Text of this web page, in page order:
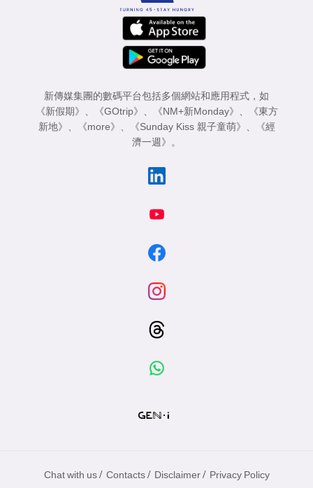
新傳媒集團的數碼平台包括多個網站和應用程式，如
《新假期》
《GOtrip》 《NM+新Monday》
《東方
新地》
《more》 《Sunday Kiss 親子童萌》
《經
濟一週》
。
Chat with us / Contacts / Disclaimer / Privacy Policy